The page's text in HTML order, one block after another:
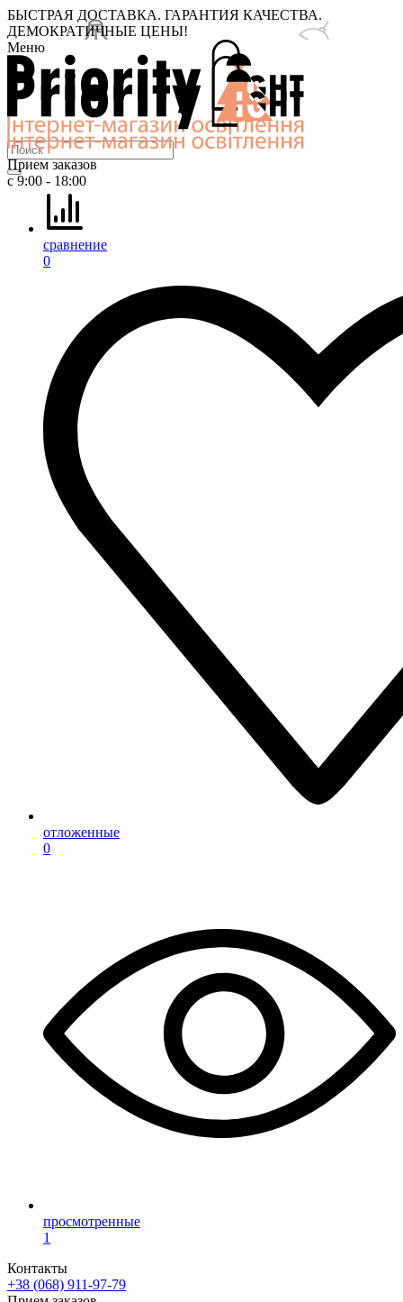
БЫСТРАЯ ДОСТАВКА. ГАРАНТИЯ КАЧЕСТВА.
ДЕМОКРАТИЧНЫЕ ЦЕНЫ!
Меню
Прием заказов
с 9:00 - 18:00
сравнение
0
отложенные
0
просмотренные
1
Контакты
+38 (068) 911-97-79